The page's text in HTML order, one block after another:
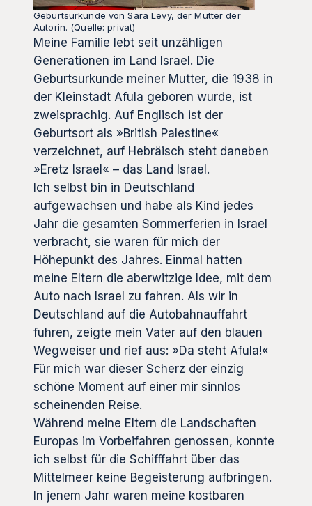
Geburtsurkunde von Sara Levy, der Mutter der
Autorin. (Quelle: privat)
Meine Familie lebt seit unzähligen
Generationen im Land Israel. Die
Geburtsurkunde meiner Mutter, die 1938 in
der Kleinstadt Afula geboren wurde, ist
zweisprachig. Auf Englisch ist der
Geburtsort als »British Palestine«
verzeichnet, auf Hebräisch steht daneben
»Eretz Israel« – das Land Israel.
Ich selbst bin in Deutschland
aufgewachsen und habe als Kind jedes
Jahr die gesamten Sommerferien in Israel
verbracht, sie waren für mich der
Höhepunkt des Jahres. Einmal hatten
meine Eltern die aberwitzige Idee, mit dem
Auto nach Israel zu fahren. Als wir in
Deutschland auf die Autobahnauffahrt
fuhren, zeigte mein Vater auf den blauen
Wegweiser und rief aus: »Da steht Afula!«
Für mich war dieser Scherz der einzig
schöne Moment auf einer mir sinnlos
scheinenden Reise.
Während meine Eltern die Landschaften
Europas im Vorbeifahren genossen, konnte
ich selbst für die Schifffahrt über das
Mittelmeer keine Begeisterung aufbringen.
In jenem Jahr waren meine kostbaren